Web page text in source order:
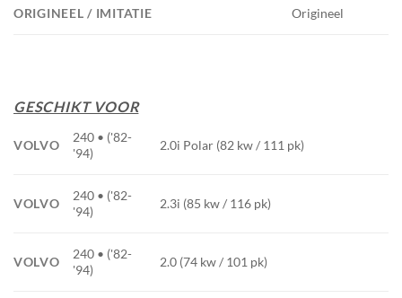
ORIGINEEL / IMITATIE Origineel
GESCHIKT VOOR
VOLVO
240 • ('82-
'94)
2.0i Polar (82 kw / 111 pk)
VOLVO
240 • ('82-
'94)
2.3i (85 kw / 116 pk)
VOLVO
240 • ('82-
'94)
2.0 (74 kw / 101 pk)